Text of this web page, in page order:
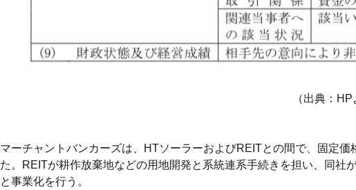
（出典：HP
マーチャントバンカーズは、HTソーラーおよびREITとの間で、固定
た。REITが耕作放棄地などの用地開発と系統連系手続きを担い、同
と事業化を行う。